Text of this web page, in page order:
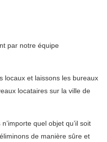
par notre équipe
locaux et laissons les bureaux
locataires sur la ville de
quel objet qu’il soit
de manière sûre et